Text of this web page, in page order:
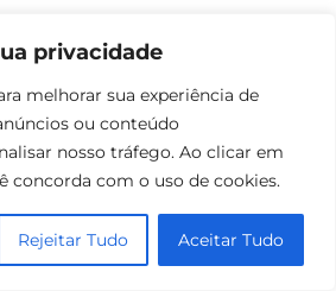
privacidade
melhorar sua experiência de
ou conteúdo
nosso tráfego. Ao clicar em
concorda com o uso de cookies.
Rejeitar Tudo Aceitar Tudo